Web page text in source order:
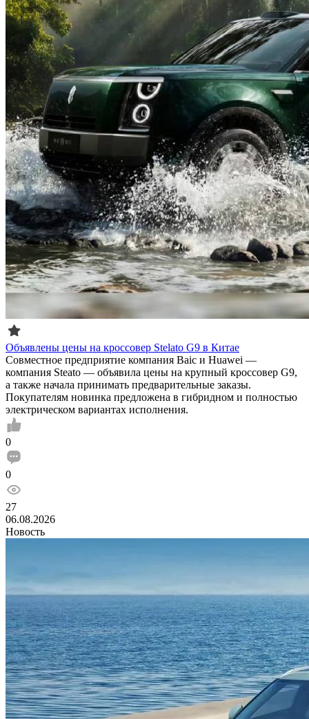
Объявлены цены на кроссовер Stelato G9 в Китае
Совместное предприятие компания Baic и Huawei —
компания Steato — объявила цены на крупный кроссовер G9,
а также начала принимать предварительные заказы.
Покупателям новинка предложена в гибридном и полностью
электрическом вариантах исполнения.
0
0
27
06.08.2026
Новость